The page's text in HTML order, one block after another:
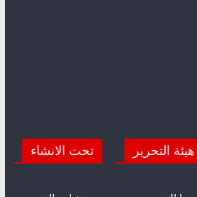
هيئة التحرير تحت الانشاء